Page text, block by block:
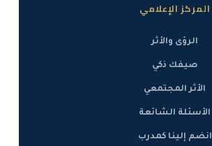
المركز الإعلامي
الرؤى والأثر
صيفك ذكي
الأثر المجتمعي
الأسئلة الشائعة
انضم إلينا كمدرب